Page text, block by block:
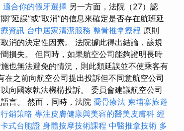
適合你的假牙選擇 另一方面，法院（27）認
延誤”或“取消”的信息來確定是否存在航班延
資訊 台中居家清潔服務 整骨推拿療程 原則
消的決定性因素。 法院據此得出結論，該規
損失。 但同時，如果航空公司能夠證明長時
也無法避免的情況，則此類延誤並不使乘客有
之前向航空公司提出投訴但不同意航空公司
向國家執法機構投訴。 委員會建議航空公司
言。 然而，同時，法院 喬骨療法 柬埔寨旅遊
銷策略 專注皮膚健康與美容的醫美皮膚科 經
式台胞證 身體按摩技術課程 中醫推拿技術 多